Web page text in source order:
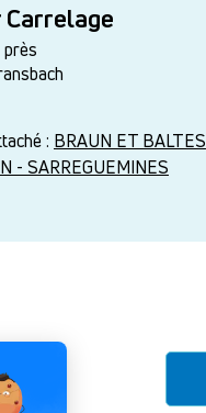
Carrelage
: BRAUN ET BALTES
- SARREGUEMINES